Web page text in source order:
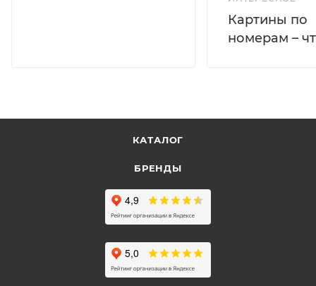
Картины по
номерам –
КАТАЛОГ
БРЕНДЫ